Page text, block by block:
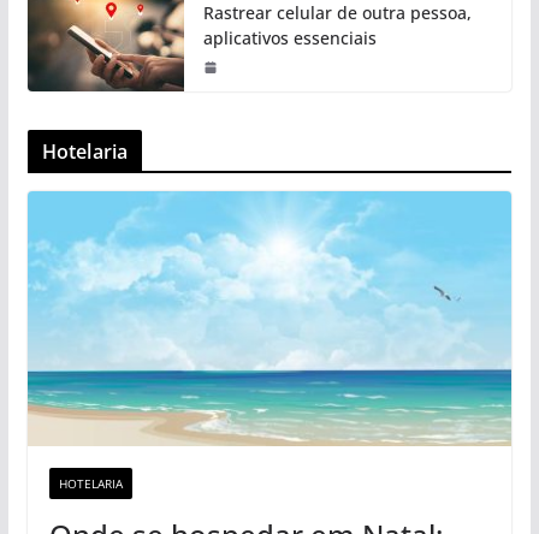
Rastrear celular de outra pessoa,
aplicativos essenciais
Hotelaria
HOTELARIA